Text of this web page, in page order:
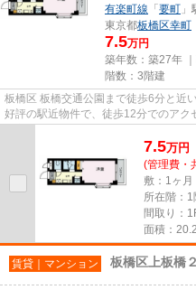
有楽町線 「 要町
東京都板橋区幸町
7.5万円
築年数：築27年 ｜
階数：3階建
板橋区 板橋交通公園まで徒歩6分と近
好評の駅近物件で、徒歩12分でのア
7.5万円
(管理費・
敷：1ヶ月
所在階：1
間取り：
面積：
賃貸｜マンション 板橋区上板橋